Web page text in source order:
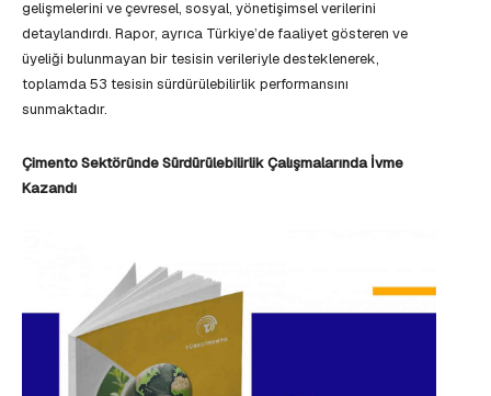
gelişmelerini ve çevresel, sosyal, yönetişimsel verilerini
detaylandırdı. Rapor, ayrıca Türkiye’de faaliyet gösteren ve
üyeliği bulunmayan bir tesisin verileriyle desteklenerek,
toplamda 53 tesisin sürdürülebilirlik performansını
sunmaktadır.
Çimento Sektöründe Sürdürülebilirlik Çalışmalarında İvme
Kazandı